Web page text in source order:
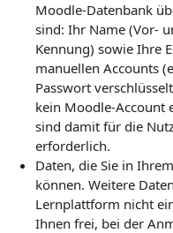
Moodle-Datenbank
sind: Ihr Name (Vor-
Kennung) sowie Ihre
manuellen Accounts
Passwort
kein Moodle-Account
sind damit für die
erforderlich.
Daten, die Sie in
können. Weitere
Lernplattform nicht
Ihnen frei, bei der